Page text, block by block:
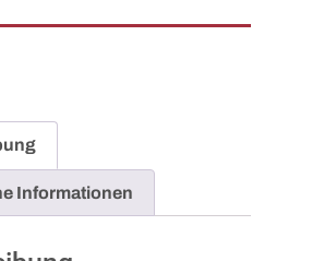
Informationen